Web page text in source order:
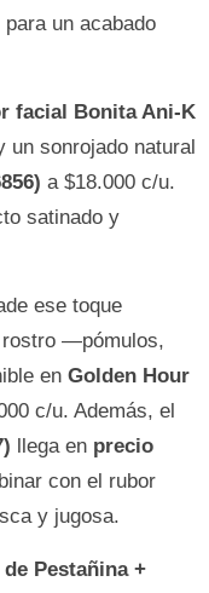
un acabado
facial Bonita Ani-K
un sonrojado natural
a $18.000 c/u.
satinado y
ese toque
rostro —pómulos,
en Golden Hour
c/u. Además, el
llega en precio
con el rubor
y jugosa.
Pestañina +